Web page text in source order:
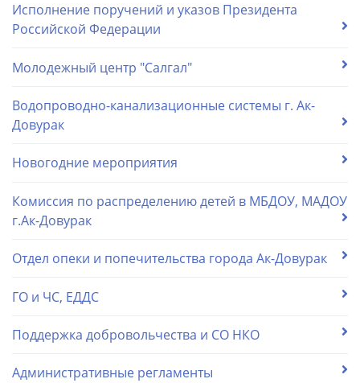
Исполнение поручений и указов Президента
Российской Федерации
Молодежный центр "Салгал"
Водопроводно-канализационные системы г. Ак-
Довурак
Новогодние мероприятия
Комиссия по распределению детей в МБДОУ, МАДОУ
г.Ак-Довурак
Отдел опеки и попечительства города Ак-Довурак
ГО и ЧС, ЕДДС
Поддержка добровольчества и СО НКО
Административные регламенты